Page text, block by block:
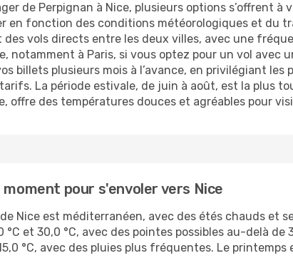
de Perpignan à Nice, plusieurs options s’offrent
en fonction des conditions météorologiques et du
des vols directs entre les deux villes, avec une
notamment à Paris, si vous optez pour un vol avec
billets plusieurs mois à l’avance, en privilégiant
La période estivale, de juin à août, est la plus
offre des températures douces et agréables pour
moment pour s'envoler vers Nice
Nice est méditerranéen, avec des étés chauds et
°C et 30,0 °C, avec des pointes possibles au-delà
°C, avec des pluies plus fréquentes. Le